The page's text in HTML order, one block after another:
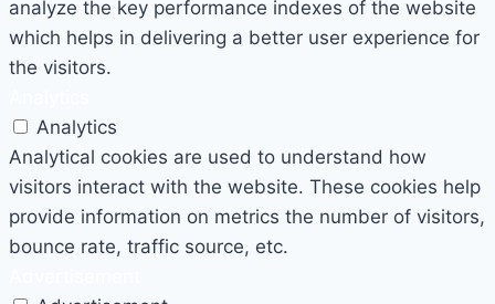
analyze the key performance indexes of the website
which helps in delivering a better user experience for
the visitors.
Analytics
Analytical cookies are used to understand how
visitors interact with the website. These cookies help
provide information on metrics the number of visitors,
bounce rate, traffic source, etc.